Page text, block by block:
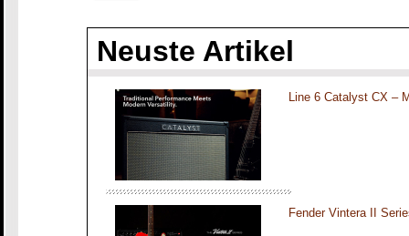
Neuste Artikel
Line 6 Catalyst CX –
Fender Vintera II